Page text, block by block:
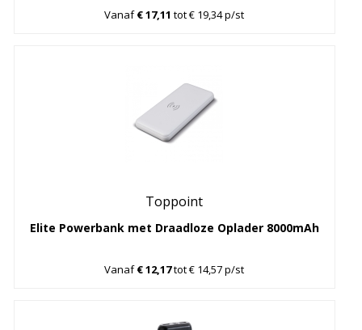
Vanaf€ 17,11 tot € 19,34 p/st
Toppoint
Elite Powerbank met Draadloze Oplader 8000mAh
Vanaf€ 12,17tot € 14,57 p/st